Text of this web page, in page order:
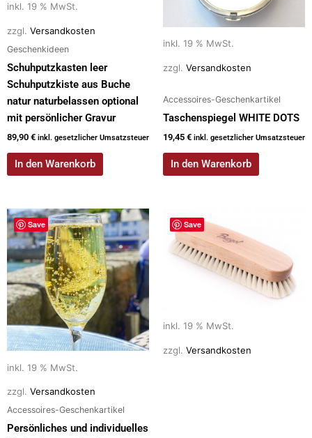
inkl. 19 % MwSt.
zzgl. Versandkosten
Geschenkideen
Schuhputzkasten leer
Schuhputzkiste aus Buche
natur naturbelassen optional
mit persönlicher Gravur
89,90 € inkl. gesetzlicher Umsatzsteuer
In den Warenkorb
inkl. 19 % MwSt.
zzgl. Versandkosten
Accessoires-Geschenkartikel
Taschenspiegel WHITE DOTS
19,45 € inkl. gesetzlicher Umsatzsteuer
In den Warenkorb
Save
inkl. 19 % MwSt.
zzgl. Versandkosten
Accessoires-Geschenkartikel
Persönliches und individuelles
Save
inkl. 19 % MwSt.
zzgl. Versandkosten